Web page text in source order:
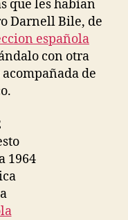
que les habían
Darnell Bile, de
española
con otra
de